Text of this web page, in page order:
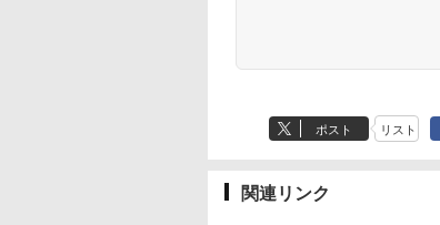
ポスト リスト
関連リンク